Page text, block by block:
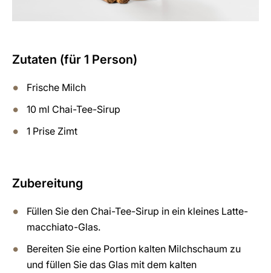
Zutaten (für 1 Person)
Frische Milch
10 ml Chai-Tee-Sirup
1 Prise Zimt
Zubereitung
Füllen Sie den Chai-Tee-Sirup in ein kleines Latte-
macchiato-Glas.
Bereiten Sie eine Portion kalten Milchschaum zu
und füllen Sie das Glas mit dem kalten